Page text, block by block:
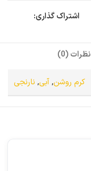
اشتراک گذاری:
نظرات (0)
کرم روشن,آبی, نارنجی